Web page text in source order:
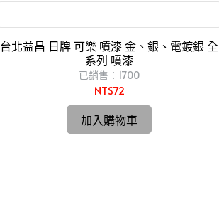
台北益昌 日牌 可樂 噴漆 金、銀、電鍍銀 全
系列 噴漆
已銷售：1700
NT$72
加入購物車